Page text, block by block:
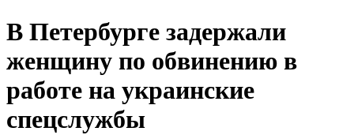
В Петербурге задержали
женщину по обвинению в
работе на украинские
спецслужбы